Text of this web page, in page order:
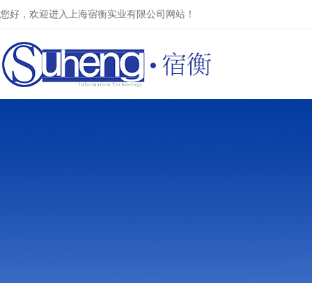
您好，欢迎进入上海宿衡实业有限公司网站！